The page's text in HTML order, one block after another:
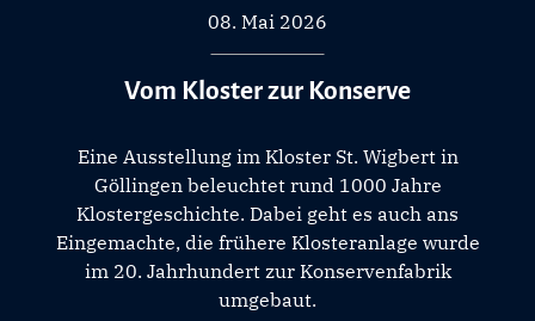
08. Mai 2026
Vom Kloster zur Konserve
Eine Ausstellung im Kloster St. Wigbert in
Göllingen beleuchtet rund 1000 Jahre
Klostergeschichte. Dabei geht es auch ans
Eingemachte, die frühere Klosteranlage wurde
im 20. Jahrhundert zur Konservenfabrik
umgebaut.